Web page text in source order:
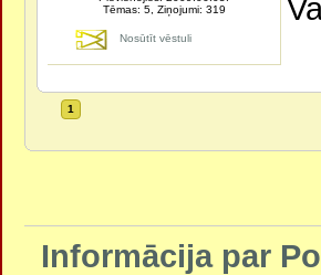
Tēmas: 5, Ziņojumi: 319
Nosūtīt vēstuli
1
Informācija par